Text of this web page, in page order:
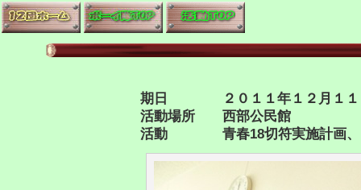
期日 ２０１１年１２月１１
活動場所 西部公民館
活動 青春18切符実施計画、